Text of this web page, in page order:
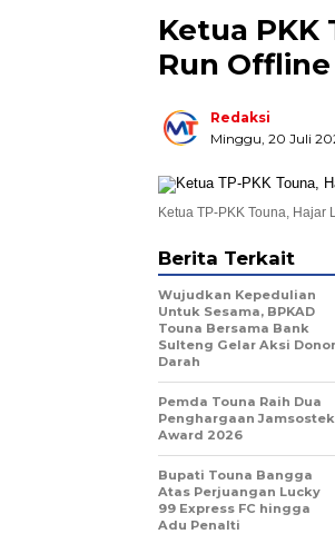
Ketua PKK
Run Offline
Redaksi
Minggu, 20 Juli
Ketua TP-PKK Touna, Hajar
Berita Terkait
Wujudkan Kepedulian
Untuk Sesama, BPKAD
Touna Bersama Bank
Sulteng Gelar Aksi Donor
Darah
Pemda Touna Raih Dua
Penghargaan Jamsostek
Award 2026
Bupati Touna Bangga
Atas Perjuangan Lucky
99 Express FC hingga
Adu Penalti